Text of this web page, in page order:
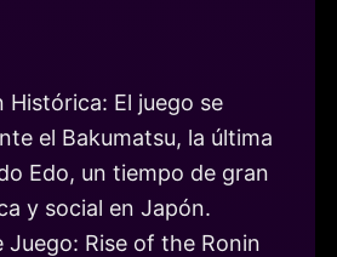
Histórica: El juego se
el Bakumatsu, la última
Edo, un tiempo de gran
y social en Japón.
Juego: Rise of the Ronin